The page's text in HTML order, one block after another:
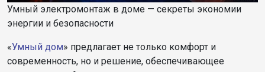
Умный электромонтаж в доме — секреты экономии
энергии и безопасности
«Умный дом» предлагает не только комфорт и
современность, но и решение, обеспечивающее